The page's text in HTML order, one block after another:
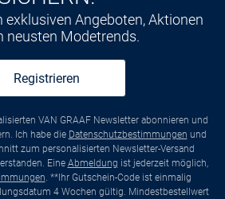
exklusiven Angeboten, Aktionen
neusten Modetrends.
Registrieren
VAN GRAAF Newsletter abonnieren und
Ich habe die Datenschutzbestimmungen und
zum personalisierten Newsletter-Versand
Eine Abmeldung ist jederzeit möglich,
. **Ihr Gutschein-Code ist einmalig
4 Wochen gültig. Mindestbestellwert